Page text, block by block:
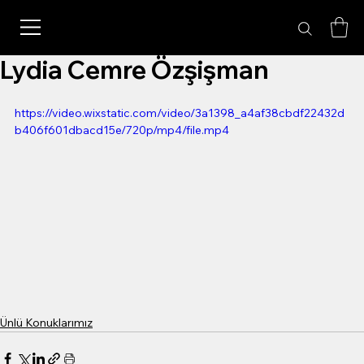
Lydia Cemre Özşişman
https://video.wixstatic.com/video/3a1398_a4af38cbdf22432d
b406f601dbacd15e/720p/mp4/file.mp4
Ünlü Konuklarımız